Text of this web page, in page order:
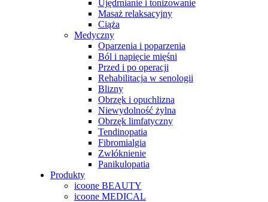
Ujędrnianie i tonizowanie
Masaż relaksacyjny
Ciąża
Medyczny
Oparzenia i poparzenia
Ból i napięcie mięśni
Przed i po operacji
Rehabilitacja w senologii
Blizny
Obrzęk i opuchlizna
Niewydolność żylna
Obrzęk limfatyczny
Tendinopatia
Fibromialgia
Zwłóknienie
Panikulopatia
Produkty
icoone BEAUTY
icoone MEDICAL